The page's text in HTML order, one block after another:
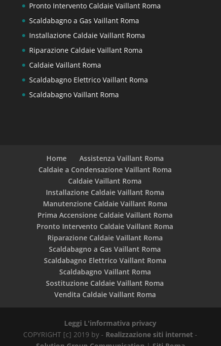
Pronto Intervento Caldaie Vaillant Roma
Scaldabagno a Gas Vaillant Roma
Installazione Caldaie Vaillant Roma
Riparazione Caldaie Vaillant Roma
Caldaie Vaillant Roma
Scaldabagno Elettrico Vaillant Roma
Scaldabagno Vaillant Roma
Home
Assistenza Vaillant Roma
Caldaie a Condensazione Vaillant Roma
Caldaie Vaillant Roma
Installazione Caldaie Vaillant Roma
Manutenzione Caldaie Vaillant Roma
Prima Accensione Caldaie Vaillant Roma
Pronto Intervento Caldaie Vaillant Roma
Riparazione Caldaie Vaillant Roma
Scaldabagno a Gas Vaillant Roma
Scaldabagno Elettrico Vaillant Roma
Scaldabagno Vaillant Roma
Sostituzione Caldaie Vaillant Roma
Vendita Caldaie Vaillant Roma
Leggi L'informativa privacy
COPYRIGHT [c] 2019 by - Realizzazione siti internet -